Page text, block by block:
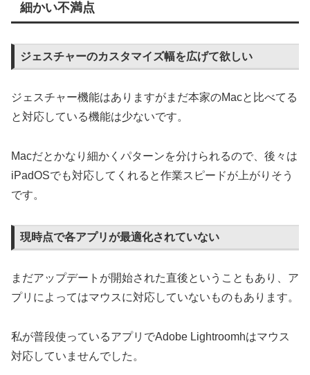
細かい不満点
ジェスチャーのカスタマイズ幅を広げて欲しい
ジェスチャー機能はありますがまだ本家のMacと比べてる
と対応している機能は少ないです。
Macだとかなり細かくパターンを分けられるので、後々は
iPadOSでも対応してくれると作業スピードが上がりそう
です。
現時点で各アプリが最適化されていない
まだアップデートが開始された直後ということもあり、ア
プリによってはマウスに対応していないものもあります。
私が普段使っているアプリでAdobe Lightroomhはマウス
対応していませんでした。